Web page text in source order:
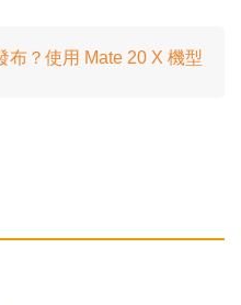
布？使用 Mate 20 X 機型